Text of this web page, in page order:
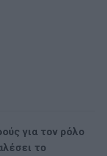
για τον ρόλο
το